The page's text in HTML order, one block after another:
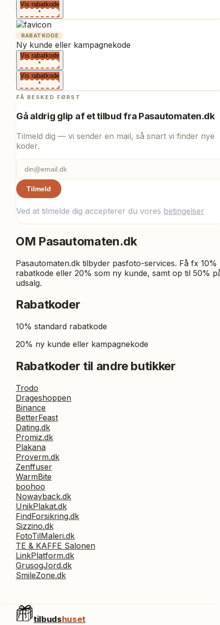
Vis rabatkode
*
RABATKODE
Ny kunde eller kampagnekode
Vis rabatkode
*
Vis rabatkode
*
FÅ BESKED FØRST
Gå aldrig glip af et tilbud fra Pasautomaten.dk
Tilmeld dig — vi sender en mail, så snart vi finder nye
koder.
Tilmeld
Ved at tilmelde dig accepterer du vores betingelser
OM Pasautomaten.dk
Pasautomaten.dk tilbyder pasfoto-services. Få fx 10%
rabatkode eller 20% som ny kunde, samt op til 50%
udsalg.
Rabatkoder
10% standard rabatkode
20% ny kunde eller kampagnekode
Rabatkoder til andre butikker
Trodo
Drageshoppen
Binance
BetterFeast
Dating.dk
Promiz.dk
Plakana
Proverm.dk
Zenffuser
WarmBite
boohoo
Nowayback.dk
UnikPlakat.dk
FindForsikring.dk
Sizzino.dk
FotoTilMaleri.dk
TE & KAFFE Salonen
LinkPlatform.dk
GrusogJord.dk
SmileZone.dk
tilbudshuset